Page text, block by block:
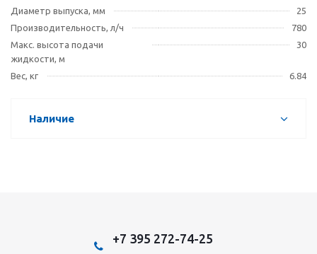
Диаметр выпуска, мм
25
Производительность, л/ч
780
Макс. высота подачи
жидкости, м
30
Вес, кг 6.84
Наличие
+7 395 272-74-25